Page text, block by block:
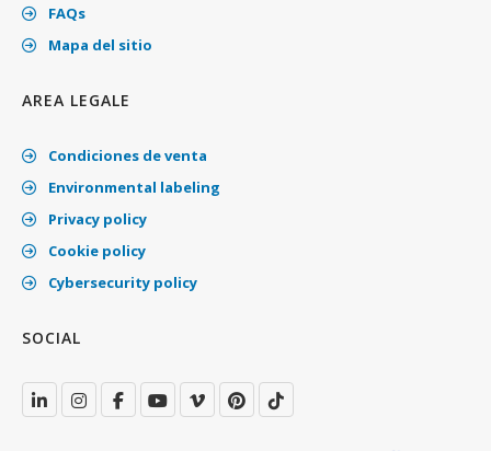
FAQs
Mapa del sitio
AREA LEGALE
Condiciones de venta
Environmental labeling
Privacy policy
Cookie policy
Cybersecurity policy
SOCIAL